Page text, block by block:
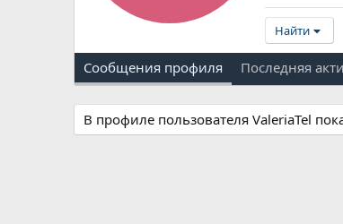
Найти
Сообщения профиля Последняя
В профиле пользователя ValeriaTel